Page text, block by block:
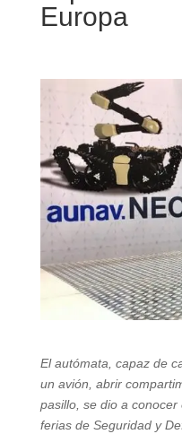
Europa
El autómata, capaz de
un avión, abrir
pasillo, se dio a
ferias de Seguridad y